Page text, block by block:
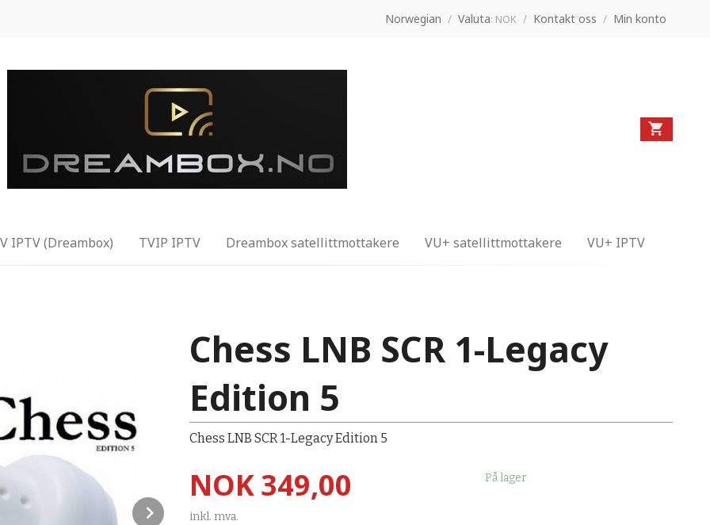
Norwegian / Valuta: NOK / Kontakt oss / Min konto
IPTV (Dreambox) TVIP IPTV Dreambox satellittmottakere VU+ satellittmottakere VU+ IPTV
Next
Chess LNB SCR 1-Legacy
Edition 5
Chess LNB SCR 1-Legacy Edition 5
Pris
NOK349,00
inkl. mva.
På lager